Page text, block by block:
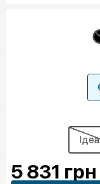
5 831 грн